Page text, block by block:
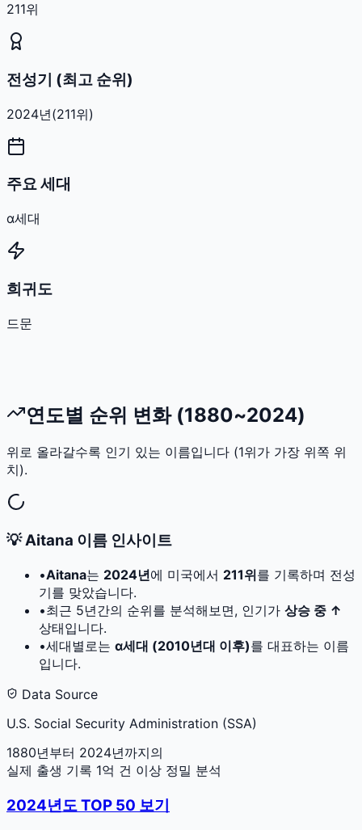
211위
전성기 (최고 순위)
2024년(211위)
주요 세대
α세대
희귀도
드문
연도별 순위 변화 (1880~2024)
위로 올라갈수록 인기 있는 이름입니다 (1위가 가장 위쪽 위
치).
💡Aitana 이름 인사이트
•Aitana는 2024년에 미국에서 211위를 기록하며 전성
기를 맞았습니다.
•최근 5년간의 순위를 분석해보면, 인기가 상승 중 ↑
상태입니다.
•세대별로는 α세대 (2010년대 이후)를 대표하는 이름
입니다.
Data Source
U.S. Social Security Administration (SSA)
1880년부터 2024년까지의
실제 출생 기록 1억 건 이상 정밀 분석
2024년도 TOP 50 보기